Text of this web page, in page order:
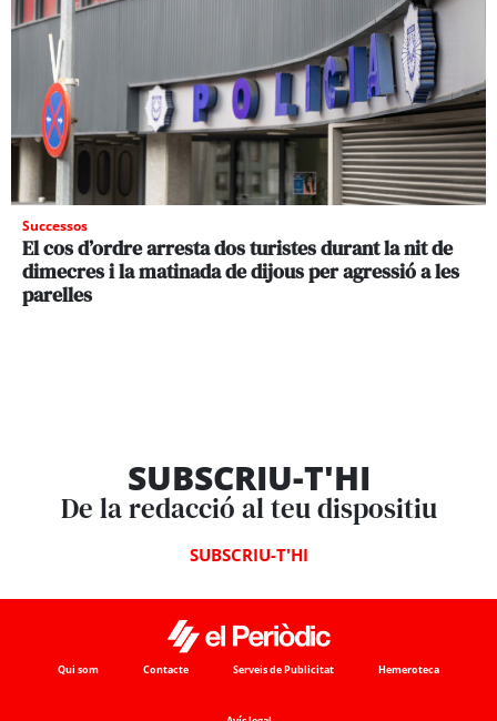
Successos
El cos d’ordre arresta dos turistes durant la nit de
dimecres i la matinada de dijous per agressió a les
parelles
SUBSCRIU-T'HI
De la redacció al teu dispositiu
SUBSCRIU-T'HI
Qui som Contacte Serveis de Publicitat Hemeroteca